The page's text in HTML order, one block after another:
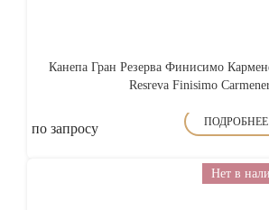
Канепа Гран Резерва Финисимо
Resreva Finisimo
по запросу ПОДРОБНЕЕ
Нет в